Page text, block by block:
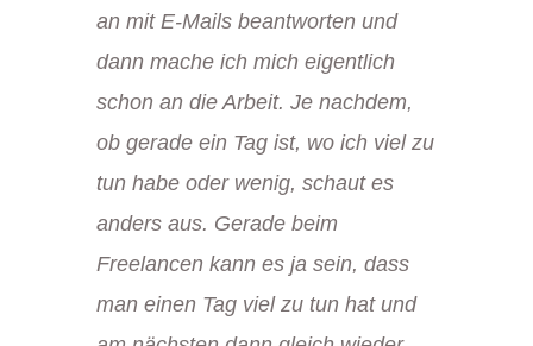
an mit E-Mails beantworten und
dann mache ich mich eigentlich
schon an die Arbeit. Je nachdem,
ob gerade ein Tag ist, wo ich viel zu
tun habe oder wenig, schaut es
anders aus. Gerade beim
Freelancen kann es ja sein, dass
man einen Tag viel zu tun hat und